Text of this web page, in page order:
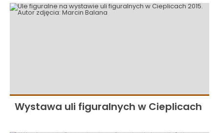
Wystawa uli figuralnych w Cieplicach